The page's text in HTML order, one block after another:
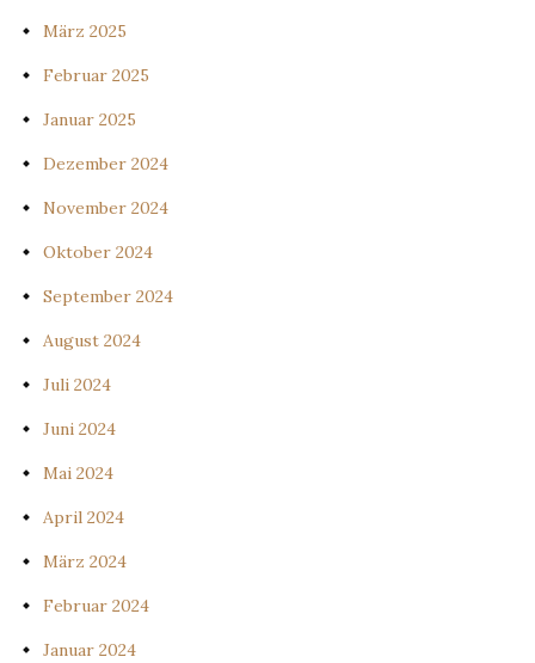
März 2025
Februar 2025
Januar 2025
Dezember 2024
November 2024
Oktober 2024
September 2024
August 2024
Juli 2024
Juni 2024
Mai 2024
April 2024
März 2024
Februar 2024
Januar 2024